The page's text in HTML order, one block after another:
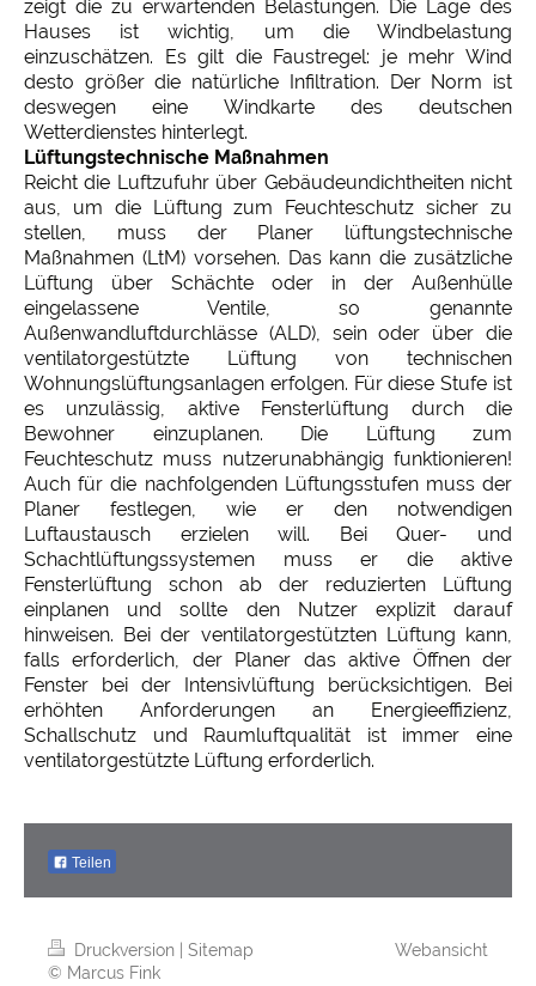
zeigt die zu erwartenden Belastungen. Die Lage des
Hauses ist wichtig, um die Windbelastung
einzuschätzen. Es gilt die Faustregel: je mehr Wind
desto größer die natürliche Infiltration. Der Norm ist
deswegen eine Windkarte des deutschen
Wetterdienstes hinterlegt.
Lüftungstechnische Maßnahmen
Reicht die Luftzufuhr über Gebäudeundichtheiten nicht
aus, um die Lüftung zum Feuchteschutz sicher zu
stellen, muss der Planer lüftungstechnische
Maßnahmen (LtM) vorsehen. Das kann die zusätzliche
Lüftung über Schächte oder in der Außenhülle
eingelassene Ventile, so genannte
Außenwandluftdurchlässe (ALD), sein oder über die
ventilatorgestützte Lüftung von technischen
Wohnungslüftungsanlagen erfolgen. Für diese Stufe ist
es unzulässig, aktive Fensterlüftung durch die
Bewohner einzuplanen. Die Lüftung zum
Feuchteschutz muss nutzerunabhängig funktionieren!
Auch für die nachfolgenden Lüftungsstufen muss der
Planer festlegen, wie er den notwendigen
Luftaustausch erzielen will. Bei Quer- und
Schachtlüftungssystemen muss er die aktive
Fensterlüftung schon ab der reduzierten Lüftung
einplanen und sollte den Nutzer explizit darauf
hinweisen. Bei der ventilatorgestützten Lüftung kann,
falls erforderlich, der Planer das aktive Öffnen der
Fenster bei der Intensivlüftung berücksichtigen. Bei
erhöhten Anforderungen an Energieeffizienz,
Schallschutz und Raumluftqualität ist immer eine
ventilatorgestützte Lüftung erforderlich.
Teilen
Druckversion
Sitemap
© Marcus Fink
Webansicht